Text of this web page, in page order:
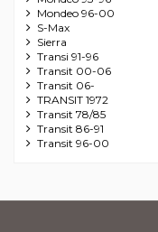
Mondeo 96-00
S-Max
Sierra
Transi 91-96
Transit 00-06
Transit 06-
TRANSIT 1972
Transit 78/85
Transit 86-91
Transit 96-00